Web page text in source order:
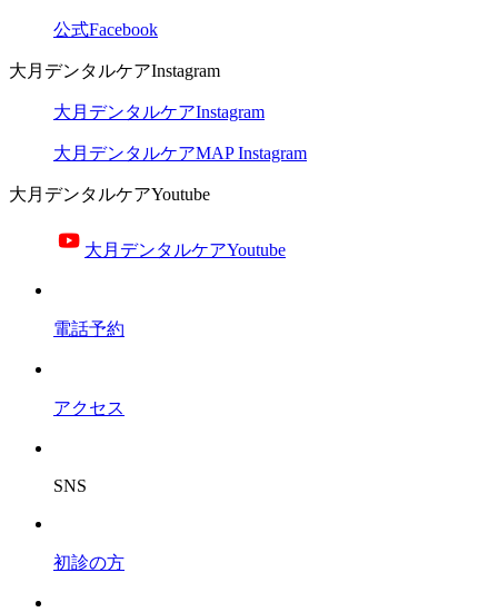
公式Facebook
大月デンタルケアInstagram
大月デンタルケアInstagram
大月デンタルケアMAP Instagram
大月デンタルケアYoutube
大月デンタルケアYoutube
電話予約
アクセス
SNS
初診の方